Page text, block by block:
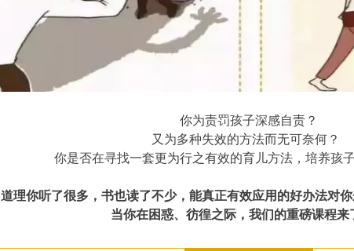
你为责罚孩子深感自责？
又为多种失效的方法而无可奈何？
你是否在寻找一套更为行之有效的育儿方法，培养孩
道理你听了很多，书也读了不少，能真正有效应用的好办法对
当你在困惑、彷徨之际，我们的重磅课程来